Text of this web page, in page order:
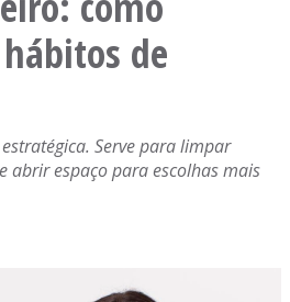
de
Serve para limpar
abrir espaço para escolhas mais